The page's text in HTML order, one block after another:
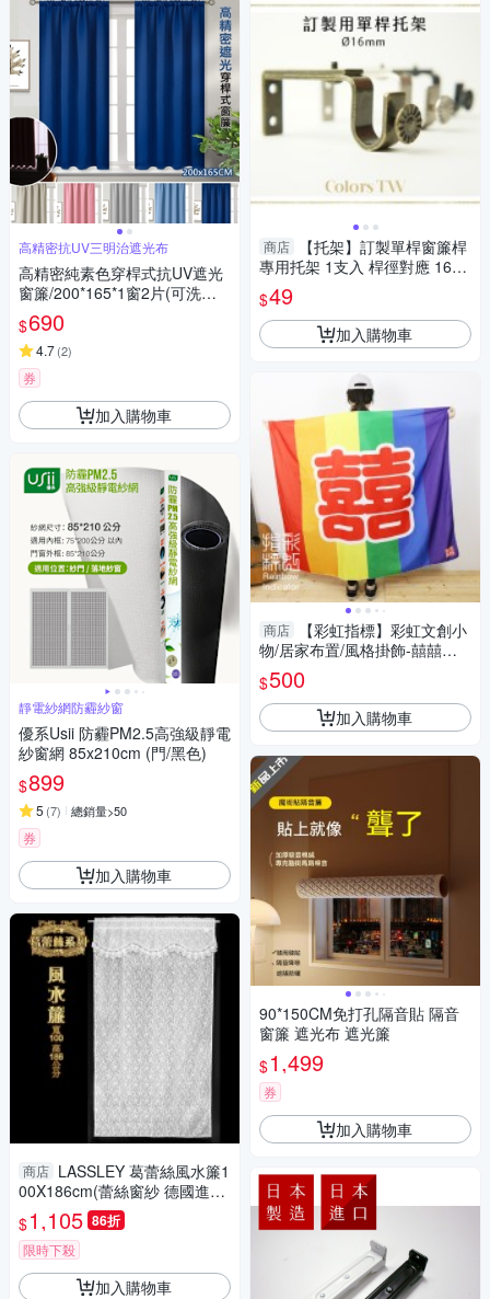
高精密抗UV三明治遮光布
高精密純素色穿桿式抗UV遮光
窗簾/200*165*1窗2片(可洗衣
機洗/窗簾/拉簾/風水簾/門簾)
$690
4.7(2)
券
加入購物車
靜電紗網防霾紗窗
優系Usii 防霾PM2.5高強級靜電
紗窗網 85x210cm (門/黑色)
$899
5 (7) 總銷量>50
券
加入購物車
商店 LASSLEY 葛蕾絲風水簾1
00X186cm(蕾絲窗紗 德國進口
紗 台灣製造)
$1,105 86折
限時下殺
加入購物車
商店
【托架】訂製單桿窗簾桿
專用托架 1支入 桿徑對應 16m
m 配件 五金用品
$49
加入購物車
商店
【彩虹指標】彩虹文創小
物/居家布置/風格掛飾-囍囍款
掛毯
$500
加入購物車
90*150CM免打孔隔音貼 隔音
窗簾 遮光布 遮光簾
$1,499
券
加入購物車